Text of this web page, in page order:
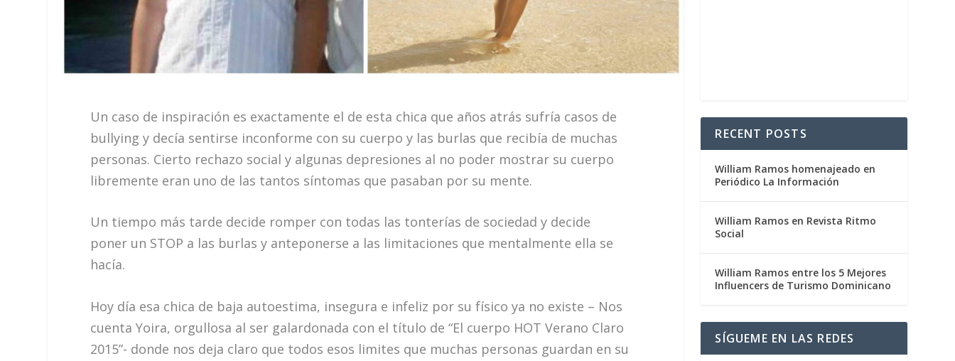
Un caso de inspiración es exactamente el de esta chica que años atrás sufría casos de
bullying y decía sentirse inconforme con su cuerpo y las burlas que recibía de muchas
personas. Cierto rechazo social y algunas depresiones al no poder mostrar su cuerpo
libremente eran uno de las tantos síntomas que pasaban por su mente.
Un tiempo más tarde decide romper con todas las tonterías de sociedad y decide
poner un STOP a las burlas y anteponerse a las limitaciones que mentalmente ella se
hacía.
Hoy día esa chica de baja autoestima, insegura e infeliz por su físico ya no existe – Nos
cuenta Yoira, orgullosa al ser galardonada con el título de “El cuerpo HOT Verano Claro
2015”- donde nos deja claro que todos esos limites que muchas personas guardan en su
RECENT POSTS
William Ramos homenajeado en
Periódico La Información
William Ramos en Revista Ritmo
Social
William Ramos entre los 5 Mejores
Influencers de Turismo Dominicano
SÍGUEME EN LAS REDES